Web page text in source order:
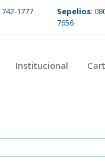
742-1777 Sepelios:
7656
Institucional